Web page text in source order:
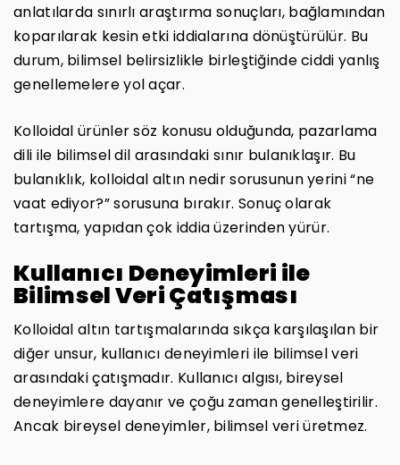
anlatılarda sınırlı araştırma sonuçları, bağlamından
koparılarak kesin etki iddialarına dönüştürülür. Bu
durum, bilimsel belirsizlikle birleştiğinde ciddi yanlış
genellemelere yol açar.
Kolloidal ürünler söz konusu olduğunda, pazarlama
dili ile bilimsel dil arasındaki sınır bulanıklaşır. Bu
bulanıklık, kolloidal altın nedir sorusunun yerini “ne
vaat ediyor?” sorusuna bırakır. Sonuç olarak
tartışma, yapıdan çok iddia üzerinden yürür.
Kullanıcı Deneyimleri ile
Bilimsel Veri Çatışması
Kolloidal altın tartışmalarında sıkça karşılaşılan bir
diğer unsur, kullanıcı deneyimleri ile bilimsel veri
arasındaki çatışmadır. Kullanıcı algısı, bireysel
deneyimlere dayanır ve çoğu zaman genelleştirilir.
Ancak bireysel deneyimler, bilimsel veri üretmez.